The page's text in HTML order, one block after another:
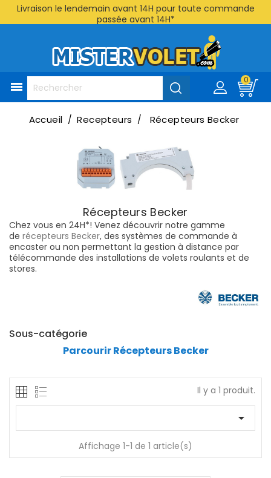
Livraison le lendemain avant 14H pour toute commande
passée avant 14H*

0
Accueil Recepteurs Récepteurs Becker
Récepteurs Becker
Chez vous en 24H*! Venez découvrir notre gamme
de récepteurs Becker, des systèmes de commande à
encaster ou non permettant la gestion à distance par
télécommande des installations de volets roulants et de
stores.
Sous-catégorie
Parcourir Récepteurs Becker
Il y a 1 produit.

Affichage 1-1 de 1 article(s)